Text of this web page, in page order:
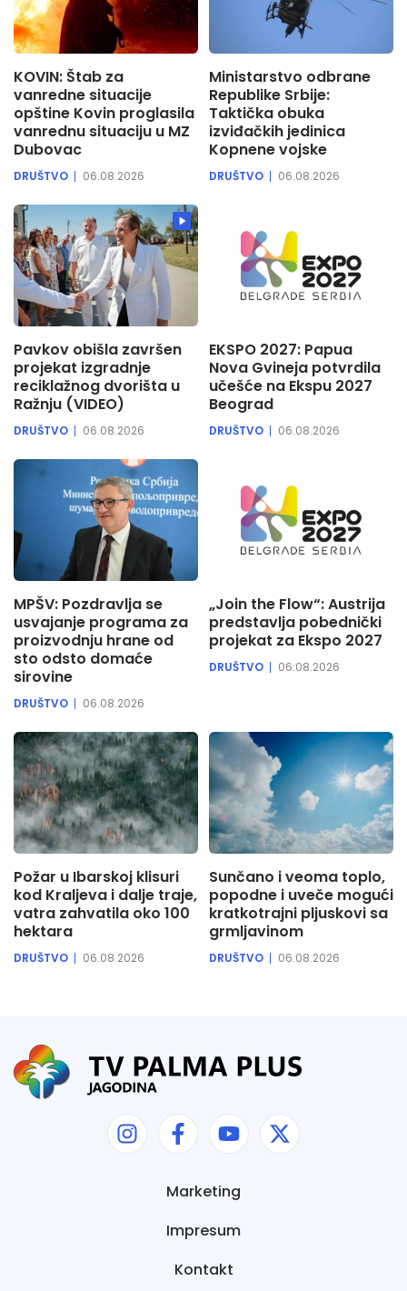
KOVIN: Štab za
vanredne situacije
opštine Kovin proglasila
vanrednu situaciju u MZ
Dubovac
DRUŠTVO 06.08.2026
Ministarstvo odbrane
Republike Srbije:
Taktička obuka
izviđačkih jedinica
Kopnene vojske
DRUŠTVO 06.08.2026
Pavkov obišla završen
projekat izgradnje
reciklažnog dvorišta u
Ražnju (VIDEO)
DRUŠTVO 06.08.2026
EKSPO 2027: Papua
Nova Gvineja potvrdila
učešće na Ekspu 2027
Beograd
DRUŠTVO 06.08.2026
MPŠV: Pozdravlja se
usvajanje programa za
proizvodnju hrane od
sto odsto domaće
sirovine
DRUŠTVO 06.08.2026
„Join the Flow“: Austrija
predstavlja pobednički
projekat za Ekspo 2027
DRUŠTVO 06.08.2026
Požar u Ibarskoj klisuri
kod Kraljeva i dalje traje,
vatra zahvatila oko 100
hektara
DRUŠTVO 06.08.2026
Sunčano i veoma toplo,
popodne i uveče mogući
kratkotrajni pljuskovi sa
grmljavinom
DRUŠTVO 06.08.2026
Marketing
Impresum
Kontakt